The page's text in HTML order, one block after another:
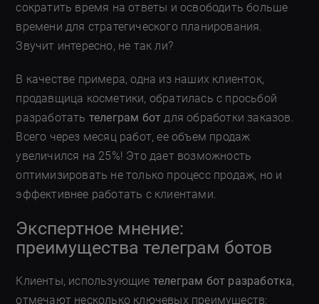
сократить время на ответы и освободить больше
времени для стратегического планирования.
Звучит интересно, не так ли?
В качестве примера, одна из наших клиенток,
продавщица косметики, обратилась с просьбой
разработать телеграм бот для обработки заказов.
Всего через месяц работ, ее объем продаж
увеличился на 25%! Это дает возможность
оптимизировать не только процесс продаж, но и
эффективнее работать с клиентами.
Экспертное мнение:
преимущества телеграм ботов
Клиенты, использующие телеграм бот разработка,
отмечают несколько ключевых преимуществ: